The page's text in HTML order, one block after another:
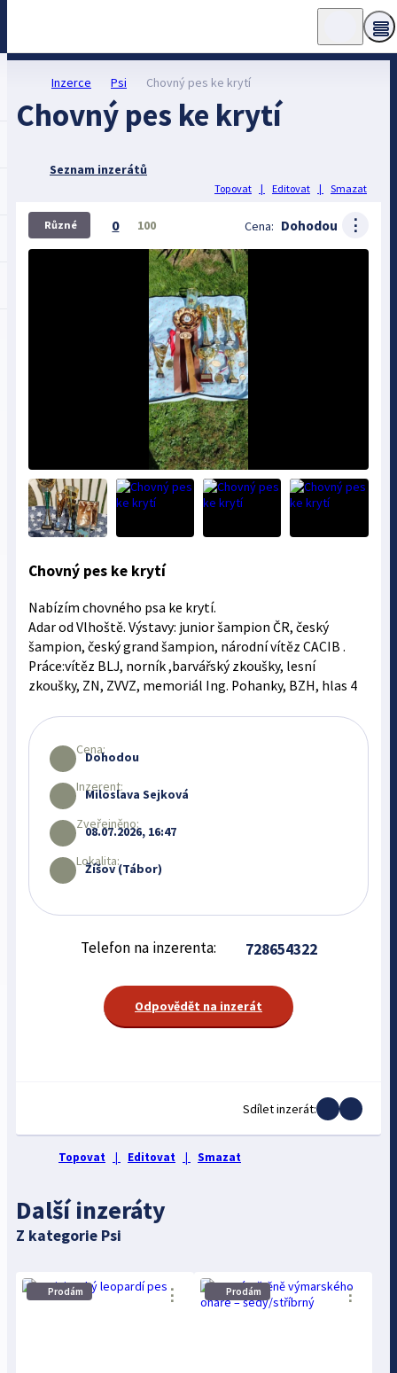
Inzerce Psi Chovný pes ke krytí
Chovný pes ke krytí
Seznam inzerátů
Topovat | Editovat | Smazat
Různé 0 100 Cena: Dohodou ⋮
Chovný pes ke krytí
Nabízím chovného psa ke krytí.
Adar od Vlhoště. Výstavy: junior šampion ČR, český
šampion, český grand šampion, národní vítěz CACIB .
Práce:vítěz BLJ, norník ,barvářský zkoušky, lesní
zkoušky, ZN, ZVVZ, memoriál Ing. Pohanky, BZH, hlas 4
Cena:
Dohodou
Inzerent:
Miloslava Sejková
Zveřejněno:
08.07.2026, 16:47
Lokalita:
Žíšov (Tábor)
Telefon na inzerenta: 728654322
Odpovědět na inzerát
Sdílet inzerát:
Topovat | Editovat | Smazat
Další inzeráty
Z kategorie Psi
Prodám ⋮ Prodám ⋮